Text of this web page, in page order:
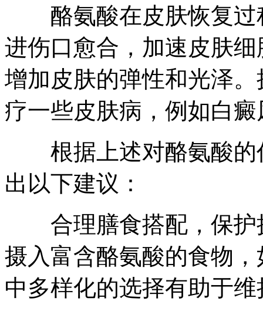
酪氨酸在皮肤恢复过
进伤口愈合，加速皮肤
增加皮肤的弹性和光泽
疗一些皮肤病，例如白癜
根据上述对酪氨酸的
出以下建议：
合理膳食搭配，保护
摄入富含酪氨酸的食物
中多样化的选择有助于